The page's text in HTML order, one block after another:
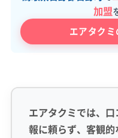
加盟
エアタク
エアタクミでは、
報に頼らず、客観